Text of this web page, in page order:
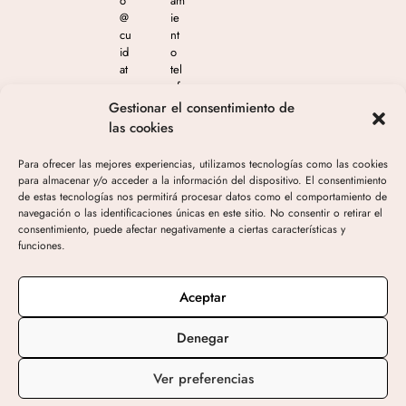
Gestionar el consentimiento de
las cookies
Para ofrecer las mejores experiencias, utilizamos tecnologías como las cookies
para almacenar y/o acceder a la información del dispositivo. El consentimiento
de estas tecnologías nos permitirá procesar datos como el comportamiento de
navegación o las identificaciones únicas en este sitio. No consentir o retirar el
consentimiento, puede afectar negativamente a ciertas características y
funciones.
Aceptar
Denegar
Ver preferencias
@
cu
id
at
m
est
ca
.c
o
m
ie
nt
o
tel
ef
ón
en
65
4
04
4
05
de
10